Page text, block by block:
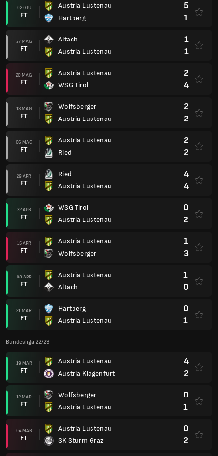
02 GIU
FT
Austria Lustenau
Hartberg
5
1
27 MAG
FT
Altach
Austria Lustenau
1
1
20 MAG
FT
Austria Lustenau
WSG Tirol
2
4
13 MAG
FT
Wolfsberger
Austria Lustenau
2
2
06 MAG
FT
Austria Lustenau
Ried
2
2
29 APR
FT
Ried
Austria Lustenau
4
4
22 APR
FT
WSG Tirol
Austria Lustenau
0
2
15 APR
FT
Austria Lustenau
Wolfsberger
1
3
08 APR
FT
Austria Lustenau
Altach
1
0
31 MAR
FT
Hartberg
Austria Lustenau
0
1
Bundesliga 22/23
19 MAR
FT
Austria Lustenau
Austria Klagenfurt
4
2
12 MAR
FT
Wolfsberger
Austria Lustenau
0
1
04 MAR
FT
Austria Lustenau
SK Sturm Graz
0
2